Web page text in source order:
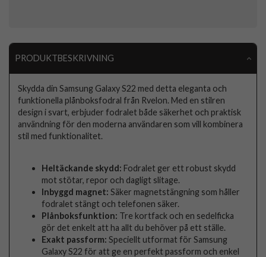
PRODUKTBESKRIVNING
Skydda din Samsung Galaxy S22 med detta eleganta och
funktionella plånboksfodral från Rvelon. Med en stilren
design i svart, erbjuder fodralet både säkerhet och praktisk
användning för den moderna användaren som vill kombinera
stil med funktionalitet.
Heltäckande skydd: Fodralet ger ett robust skydd
mot stötar, repor och dagligt slitage.
Inbyggd magnet: Säker magnetstängning som håller
fodralet stängt och telefonen säker.
Plånboksfunktion: Tre kortfack och en sedelficka
gör det enkelt att ha allt du behöver på ett ställe.
Exakt passform: Speciellt utformat för Samsung
Galaxy S22 för att ge en perfekt passform och enkel